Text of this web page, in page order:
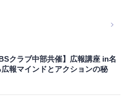
クラブ中部共催】広報講座 in名
報マインドとアクションの秘